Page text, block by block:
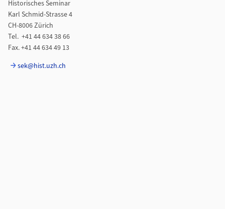
Historisches Seminar
Karl Schmid-Strasse 4
CH-8006 Zürich
Tel. +41 44 634 38 66
Fax. +41 44 634 49 13
sek@hist.uzh.ch